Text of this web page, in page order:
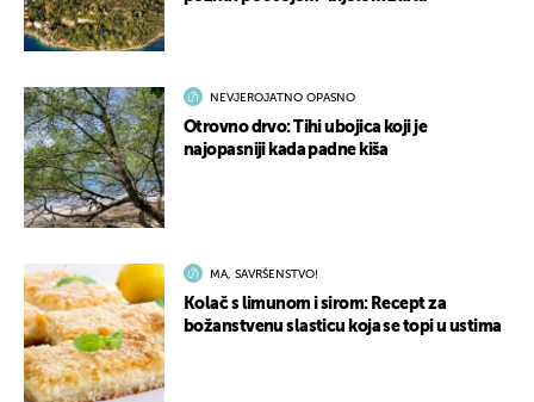
NEVJEROJATNO OPASNO
Otrovno drvo: Tihi ubojica koji je
najopasniji kada padne kiša
MA, SAVRŠENSTVO!
Kolač s limunom i sirom: Recept za
božanstvenu slasticu koja se topi u ustima